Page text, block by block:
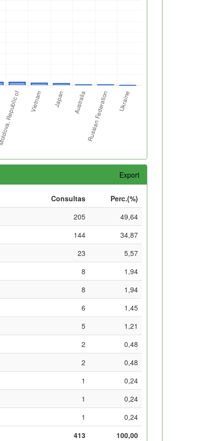
Export
Consultas
Perc.(%)
205
49,64
144
34,87
23
5,57
8
1,94
8
1,94
6
1,45
5
1,21
2
0,48
2
0,48
1
0,24
1
0,24
1
0,24
413
100,00